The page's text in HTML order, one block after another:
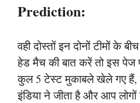
Prediction:
वही दोस्तों इन दोनों टीमों के
हेड मैच की बात करें तो इस पेज
कुल 5 टेस्ट मुकाबले खेले गए हैं,
इंडिया ने जीता है और आप